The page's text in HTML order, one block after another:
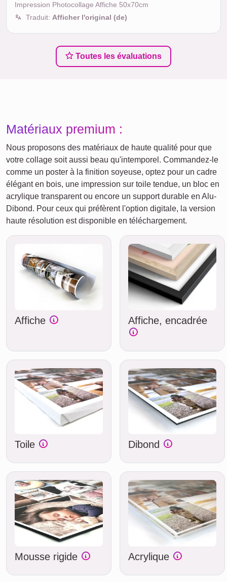
Impression Photocollage Affiche 50x70cm
Traduit: Afficher l'original (de)
Toutes les évaluations
Matériaux premium :
Nous proposons des matériaux de haute qualité pour que
votre collage soit aussi beau qu'intemporel. Commandez-le
comme un poster à la finition soyeuse, optez pour un cadre
élégant en bois, une impression sur toile tendue, un bloc en
acrylique transparent ou encore un support durable en Alu-
Dibond. Pour ceux qui préfèrent l'option digitale, la version
haute résolution est disponible en téléchargement.
Affiche Affiche, encadrée
Toile Dibond
Mousse rigide Acrylique